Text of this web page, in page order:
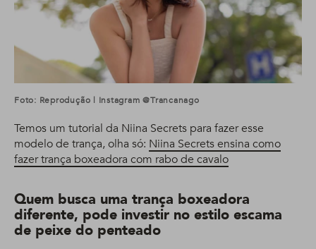
Foto: Reprodução | Instagram @trancanago
Temos um tutorial da Niina Secrets para fazer esse
modelo de trança, olha só: Niina Secrets ensina como
fazer trança boxeadora com rabo de cavalo
Quem busca uma trança boxeadora
diferente, pode investir no estilo escama
de peixe do penteado